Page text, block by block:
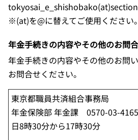
※(at)を@に替えてご使用ください。
年金手続きの内容やその他のお問
年金手続きの内容やその他のお問
お問合せください。
東京都職員共済組合事務局
年金保険部 年金課 0570-03-
日8時30分から17時30分